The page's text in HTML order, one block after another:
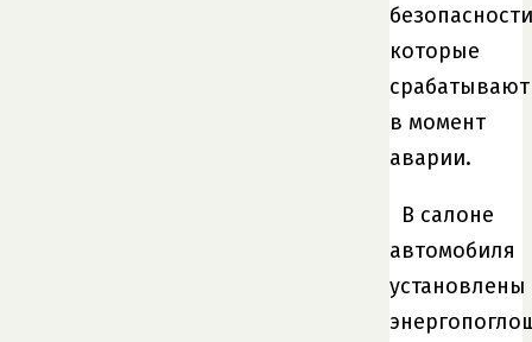
которые
срабатывают
в момент
аварии.
В салоне
автомобиля
установлены